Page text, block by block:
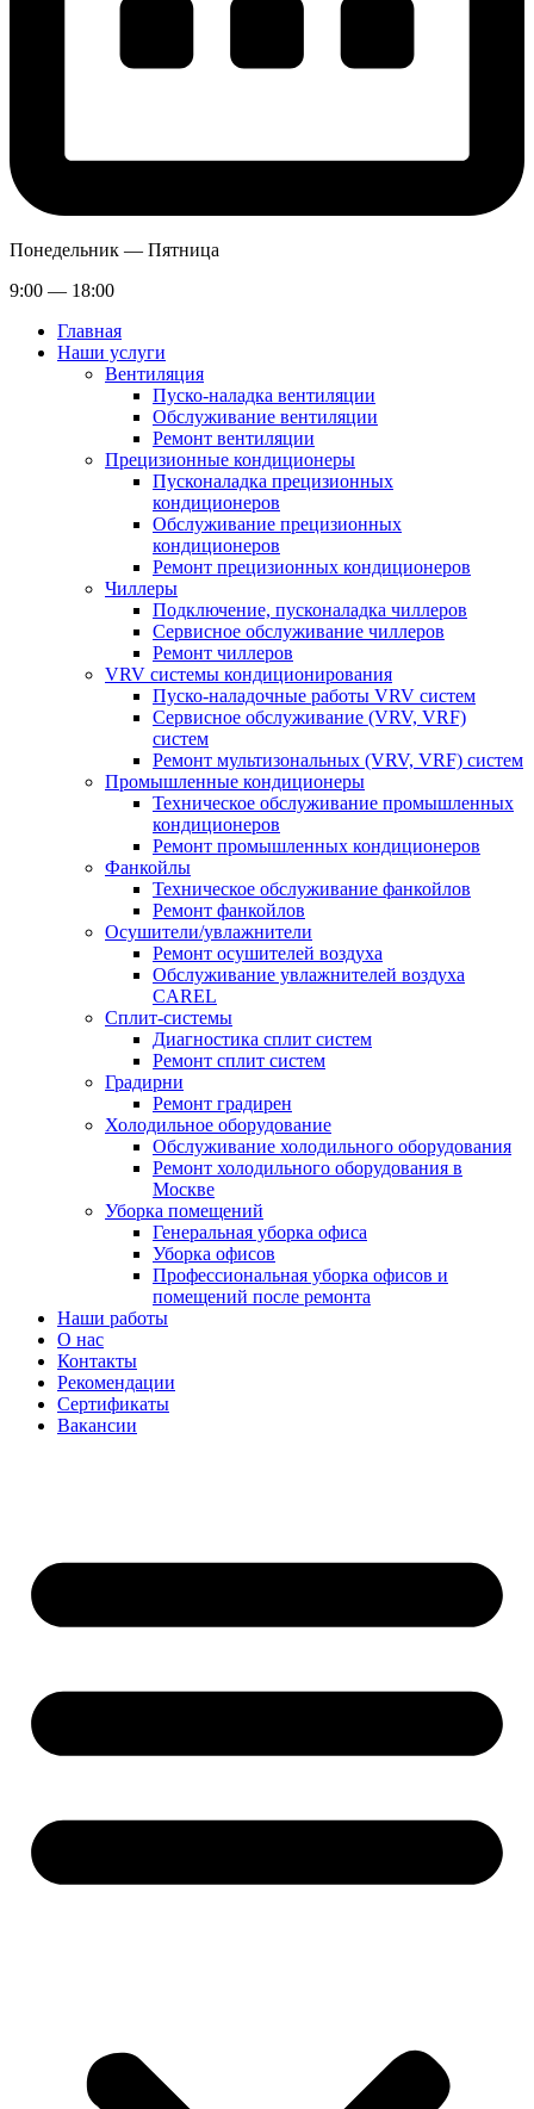
Понедельник — Пятница
9:00 — 18:00
Главная
Наши услуги
Вентиляция
Пуско-наладка вентиляции
Обслуживание вентиляции
Ремонт вентиляции
Прецизионные кондиционеры
Пусконаладка прецизионных
кондиционеров
Обслуживание прецизионных
кондиционеров
Ремонт прецизионных кондиционеров
Чиллеры
Подключение, пусконаладка чиллеров
Сервисное обслуживание чиллеров
Ремонт чиллеров
VRV системы кондиционирования
Пуско-наладочные работы VRV систем
Сервисное обслуживание (VRV, VRF)
систем
Ремонт мультизональных (VRV, VRF) систем
Промышленные кондиционеры
Техническое обслуживание промышленных
кондиционеров
Ремонт промышленных кондиционеров
Фанкойлы
Техническое обслуживание фанкойлов
Ремонт фанкойлов
Осушители/увлажнители
Ремонт осушителей воздуха
Обслуживание увлажнителей воздуха
CAREL
Сплит-системы
Диагностика сплит систем
Ремонт сплит систем
Градирни
Ремонт градирен
Холодильное оборудование
Обслуживание холодильного оборудования
Ремонт холодильного оборудования в
Москве
Уборка помещений
Генеральная уборка офиса
Уборка офисов
Профессиональная уборка офисов и
помещений после ремонта
Наши работы
О нас
Контакты
Рекомендации
Сертификаты
Вакансии